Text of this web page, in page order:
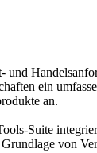
ein
an.
Suite
von